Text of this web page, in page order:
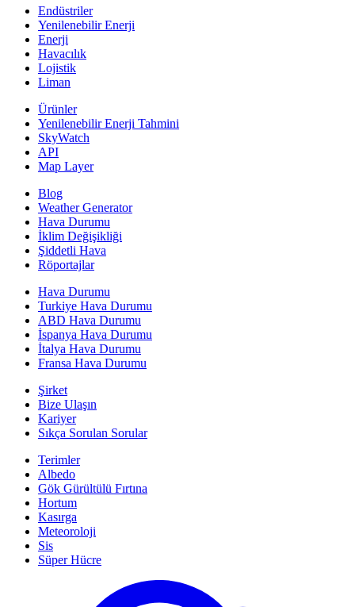
Endüstriler
Yenilenebilir Enerji
Enerji
Havacılık
Lojistik
Liman
Ürünler
Yenilenebilir Enerji Tahmini
SkyWatch
API
Map Layer
Blog
Weather Generator
Hava Durumu
İklim Değişikliği
Şiddetli Hava
Röportajlar
Hava Durumu
Turkiye Hava Durumu
ABD Hava Durumu
İspanya Hava Durumu
İtalya Hava Durumu
Fransa Hava Durumu
Şirket
Bize Ulaşın
Kariyer
Sıkça Sorulan Sorular
Terimler
Albedo
Gök Gürültülü Fırtına
Hortum
Kasırga
Meteoroloji
Sis
Süper Hücre